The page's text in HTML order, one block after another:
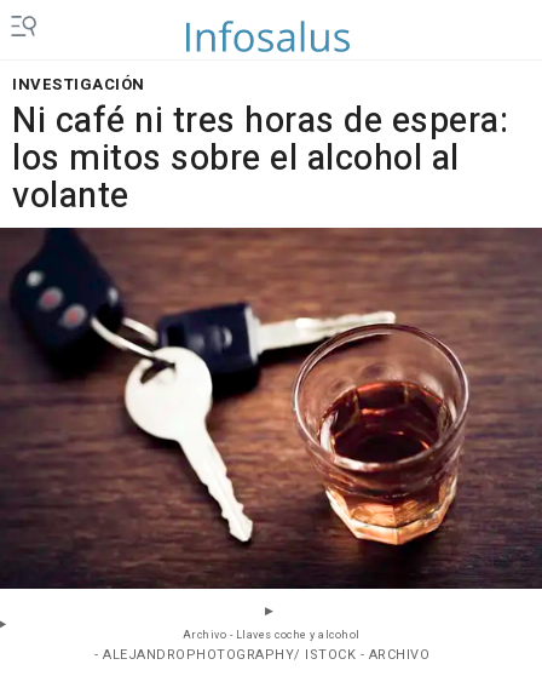
INVESTIGACIÓN
Ni café ni tres horas de espera:
los mitos sobre el alcohol al
volante
Archivo - Llaves coche y alcohol
- ALEJANDROPHOTOGRAPHY/ ISTOCK - ARCHIVO